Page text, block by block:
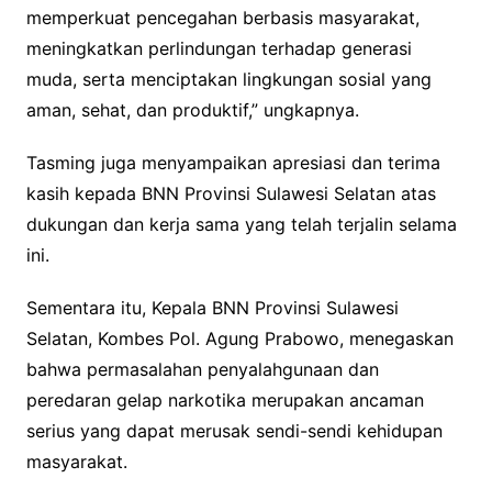
memperkuat pencegahan berbasis masyarakat,
meningkatkan perlindungan terhadap generasi
muda, serta menciptakan lingkungan sosial yang
aman, sehat, dan produktif,” ungkapnya.
Tasming juga menyampaikan apresiasi dan terima
kasih kepada BNN Provinsi Sulawesi Selatan atas
dukungan dan kerja sama yang telah terjalin selama
ini.
Sementara itu, Kepala BNN Provinsi Sulawesi
Selatan, Kombes Pol. Agung Prabowo, menegaskan
bahwa permasalahan penyalahgunaan dan
peredaran gelap narkotika merupakan ancaman
serius yang dapat merusak sendi-sendi kehidupan
masyarakat.